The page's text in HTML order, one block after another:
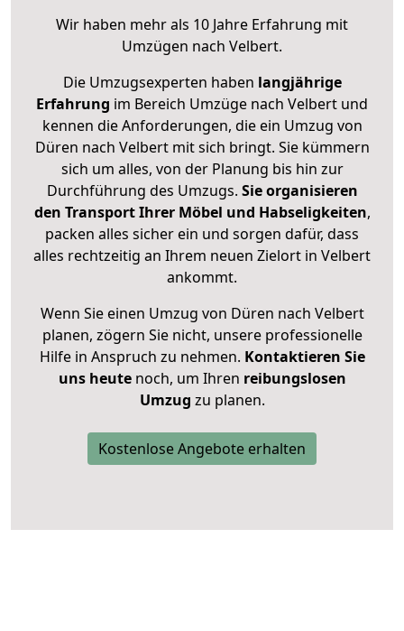
Wir haben mehr als 10 Jahre Erfahrung mit
Umzügen nach Velbert.
Die Umzugsexperten haben langjährige
Erfahrung im Bereich Umzüge nach Velbert und
kennen die Anforderungen, die ein Umzug von
Düren nach Velbert mit sich bringt. Sie kümmern
sich um alles, von der Planung bis hin zur
Durchführung des Umzugs. Sie organisieren
den Transport Ihrer Möbel und Habseligkeiten,
packen alles sicher ein und sorgen dafür, dass
alles rechtzeitig an Ihrem neuen Zielort in Velbert
ankommt.
Wenn Sie einen Umzug von Düren nach Velbert
planen, zögern Sie nicht, unsere professionelle
Hilfe in Anspruch zu nehmen. Kontaktieren Sie
uns heutenoch, um Ihren reibungslosen
Umzug zu planen.
Kostenlose Angebote erhalten